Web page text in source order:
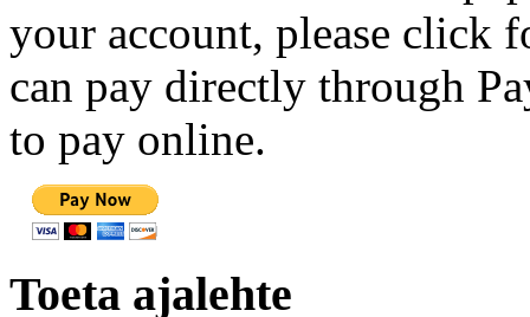
your account, please click
can pay directly through
to pay online.
Toeta ajalehte